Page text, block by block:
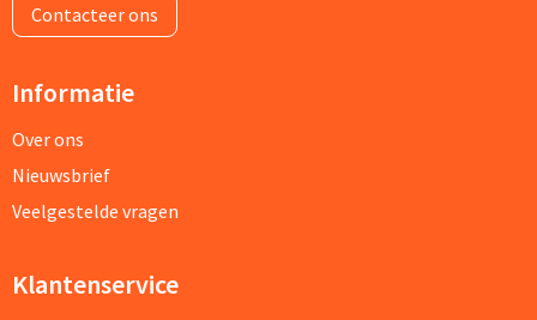
Contacteer ons
Informatie
Over ons
Nieuwsbrief
Veelgestelde vragen
Klantenservice